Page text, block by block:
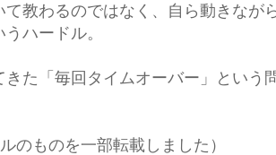
教わるのではなく、自ら動きなが
ハードル。
た「毎回タイムオーバー」という
のものを一部転載しました）